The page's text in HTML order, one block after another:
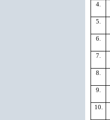
4.
5.
6.
7.
8.
9.
10.